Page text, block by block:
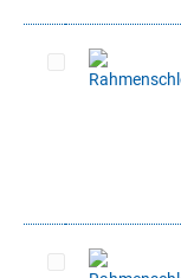
Artikel